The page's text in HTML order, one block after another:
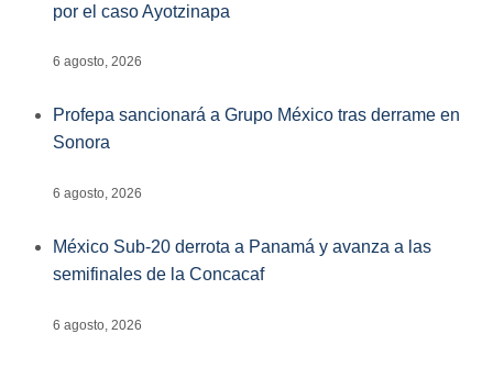
por el caso Ayotzinapa
6 agosto, 2026
Profepa sancionará a Grupo México tras derrame en
Sonora
6 agosto, 2026
México Sub-20 derrota a Panamá y avanza a las
semifinales de la Concacaf
6 agosto, 2026